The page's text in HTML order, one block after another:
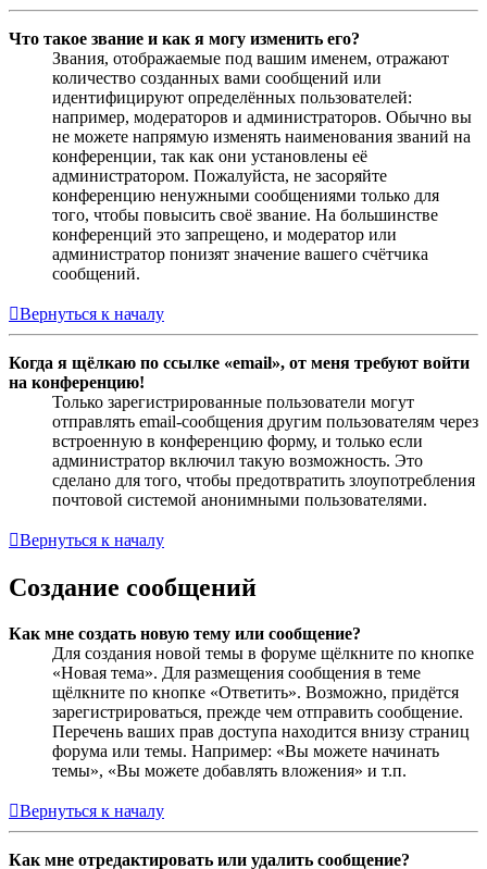
Что такое звание и как я могу изменить его?
Звания, отображаемые под вашим именем, отражают
количество созданных вами сообщений или
идентифицируют определённых пользователей:
например, модераторов и администраторов. Обычно вы
не можете напрямую изменять наименования званий на
конференции, так как они установлены её
администратором. Пожалуйста, не засоряйте
конференцию ненужными сообщениями только для
того, чтобы повысить своё звание. На большинстве
конференций это запрещено, и модератор или
администратор понизят значение вашего счётчика
сообщений.
Вернуться к началу
Когда я щёлкаю по ссылке «email», от меня требуют войти
на конференцию!
Только зарегистрированные пользователи могут
отправлять email-сообщения другим пользователям через
встроенную в конференцию форму, и только если
администратор включил такую возможность. Это
сделано для того, чтобы предотвратить злоупотребления
почтовой системой анонимными пользователями.
Вернуться к началу
Создание сообщений
Как мне создать новую тему или сообщение?
Для создания новой темы в форуме щёлкните по кнопке
«Новая тема». Для размещения сообщения в теме
щёлкните по кнопке «Ответить». Возможно, придётся
зарегистрироваться, прежде чем отправить сообщение.
Перечень ваших прав доступа находится внизу страниц
форума или темы. Например: «Вы можете начинать
темы», «Вы можете добавлять вложения» и т.п.
Вернуться к началу
Как мне отредактировать или удалить сообщение?